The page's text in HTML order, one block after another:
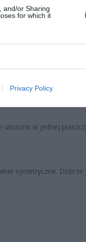
and/or Sharing
for which it
Privacy Policy
potrzebuje chwili uwagi,
są
choinka nie zrobi
Dopiero wtedy
osobno, zaczynając od
w jednej
symetryczne. Dobrze